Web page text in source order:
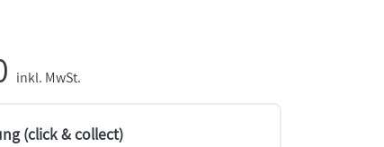
inkl. MwSt.
(click & collect)